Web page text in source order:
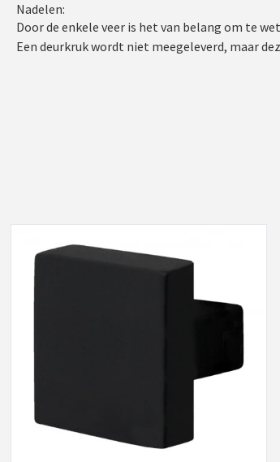
Nadelen:
Door de enkele veer is het van belang om te
Een deurkruk wordt niet meegeleverd, maar